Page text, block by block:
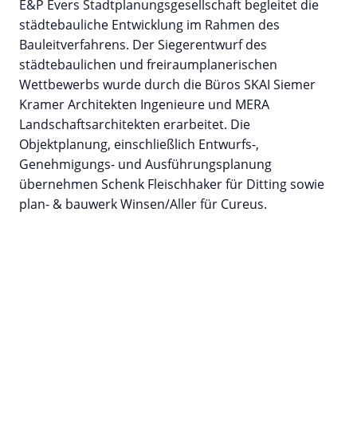
E&P Evers Stadtplanungsgesellschaft begleitet die
städtebauliche Entwicklung im Rahmen des
Bauleitverfahrens. Der Siegerentwurf des
städtebaulichen und freiraumplanerischen
Wettbewerbs wurde durch die Büros SKAI Siemer
Kramer Architekten Ingenieure und MERA
Landschaftsarchitekten erarbeitet. Die
Objektplanung, einschließlich Entwurfs-,
Genehmigungs- und Ausführungsplanung
übernehmen Schenk Fleischhaker für Ditting sowie
plan- & bauwerk Winsen/Aller für Cureus.